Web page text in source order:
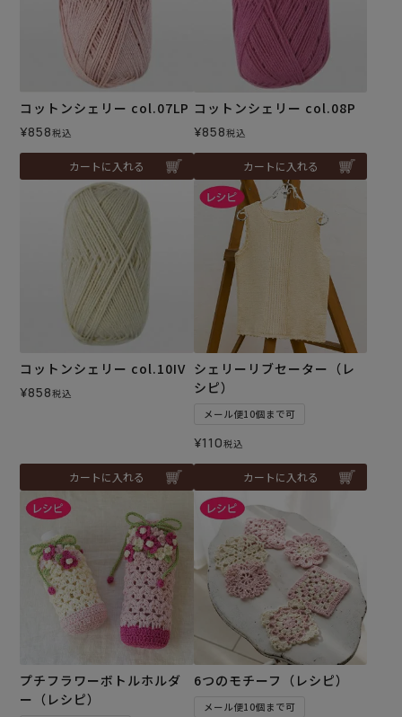
コットンシェリー col.07LP
¥858税込
カートに入れる
コットンシェリー col.08P
¥858税込
カートに入れる
コットンシェリー col.10IV
¥858税込
カートに入れる
シェリーリブセーター（レ
シピ）
メール便10個まで可
¥110税込
カートに入れる
プチフラワーボトルホルダ
ー（レシピ）
6つのモチーフ（レシピ）
メール便10個まで可